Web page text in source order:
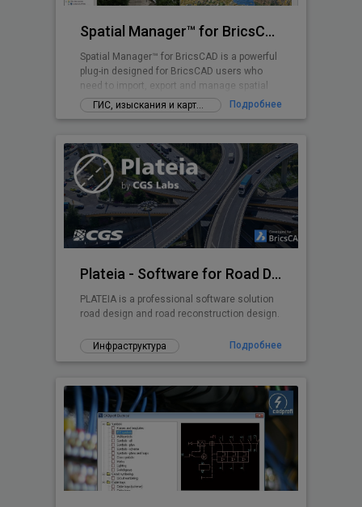
Spatial Manager™ for BricsCAD
Spatial Manager™ for BricsCAD is a powerful
plug-in designed for BricsCAD users who
need to import, export and manage spatial
data
ГИС, изыскания и картографирование Подробнее
Plateia - Software for Road Design
PLATEIA is a professional software solution
road design and road reconstruction design.
Инфраструктура Подробнее